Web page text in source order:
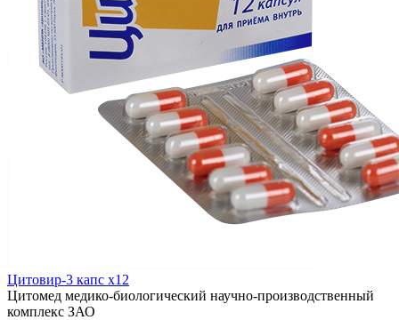
Цитовир-3 капс x12
Цитомед медико-биологический научно-производственный
комплекс ЗАО